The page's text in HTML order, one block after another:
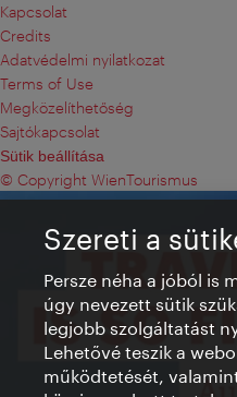
Kapcsolat
Credits
Adatvédelmi nyilatkozat
Terms of Use
Megközelíthetőség
Sajtókapcsolat
Sütik beállítása
© Copyright WienTourismus
Szereti a
Persze néha a jóból is
úgy nevezett sütik
legjobb szolgáltatást
Lehetővé teszik a
működtetését,